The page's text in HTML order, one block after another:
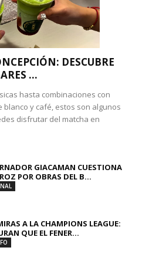
DESCUBRE
...
hasta combinaciones con
y café, estos son algunos
disfrutar del matcha en
GIACAMAN CUESTIONA
POR OBRAS DEL B...
A LA CHAMPIONS LEAGUE:
QUE EL FENER...